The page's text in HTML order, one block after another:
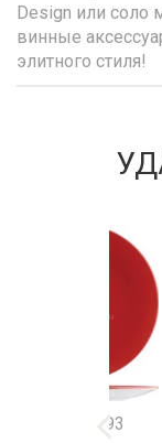
Design или соло
винные
элитного стиля!
9023 C093